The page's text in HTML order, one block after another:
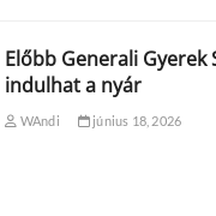
Előbb Generali Gyerek
indulhat a nyár
WAndi június 18, 2026